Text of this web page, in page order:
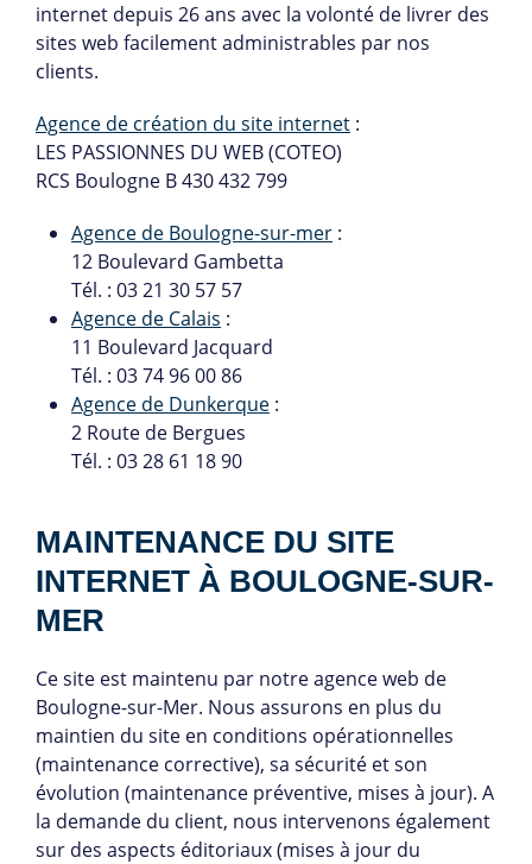
internet depuis 26 ans avec la volonté de livrer des
sites web facilement administrables par nos
clients.
Agence de création du site internet :
LES PASSIONNES DU WEB (COTEO)
RCS Boulogne B 430 432 799
Agence de Boulogne-sur-mer :
12 Boulevard Gambetta
Tél. : 03 21 30 57 57
Agence de Calais :
11 Boulevard Jacquard
Tél. : 03 74 96 00 86
Agence de Dunkerque :
2 Route de Bergues
Tél. : 03 28 61 18 90
MAINTENANCE DU SITE
INTERNET À BOULOGNE-SUR-
MER
Ce site est maintenu par notre agence web de
Boulogne-sur-Mer. Nous assurons en plus du
maintien du site en conditions opérationnelles
(maintenance corrective), sa sécurité et son
évolution (maintenance préventive, mises à jour). A
la demande du client, nous intervenons également
sur des aspects éditoriaux (mises à jour du